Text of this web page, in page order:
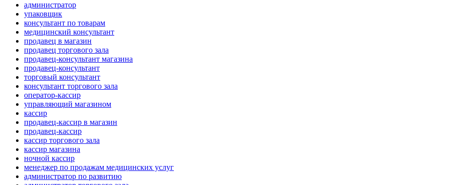
администратор
упаковщик
консультант по товарам
медицинский консультант
продавец в магазин
продавец торгового зала
продавец-консультант магазина
продавец-консультант
торговый консультант
консультант торгового зала
оператор-кассир
управляющий магазином
кассир
продавец-кассир в магазин
продавец-кассир
кассир торгового зала
кассир магазина
ночной кассир
менеджер по продажам медицинских услуг
администратор по развитию